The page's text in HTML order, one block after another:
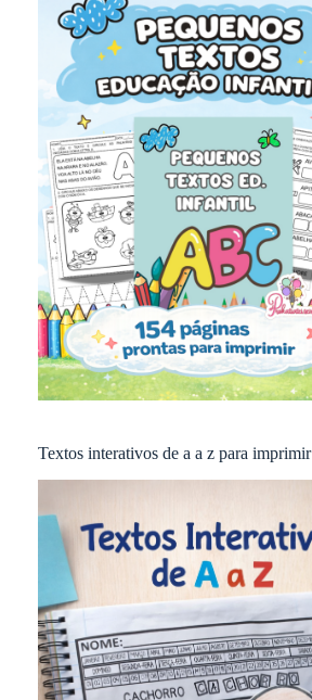
Textos interativos de a a z para imprimir